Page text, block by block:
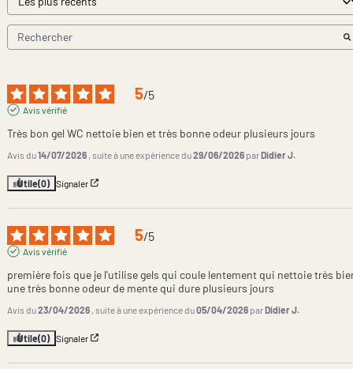
5/5
Avis vérifié
Très bon gel WC nettoie bien et très bonne odeur plusieurs jours
Avis du14/07/2026 , suite à une expérience du29/06/2026 parDidier J.
Utile(0) Signaler
5/5
Avis vérifié
première fois que je l'utilise gels qui coule lentement qui nettoie très
une très bonne odeur de mente qui dure plusieurs jours
Avis du23/04/2026 , suite à une expérience du05/04/2026 parDidier J.
Utile(0) Signaler